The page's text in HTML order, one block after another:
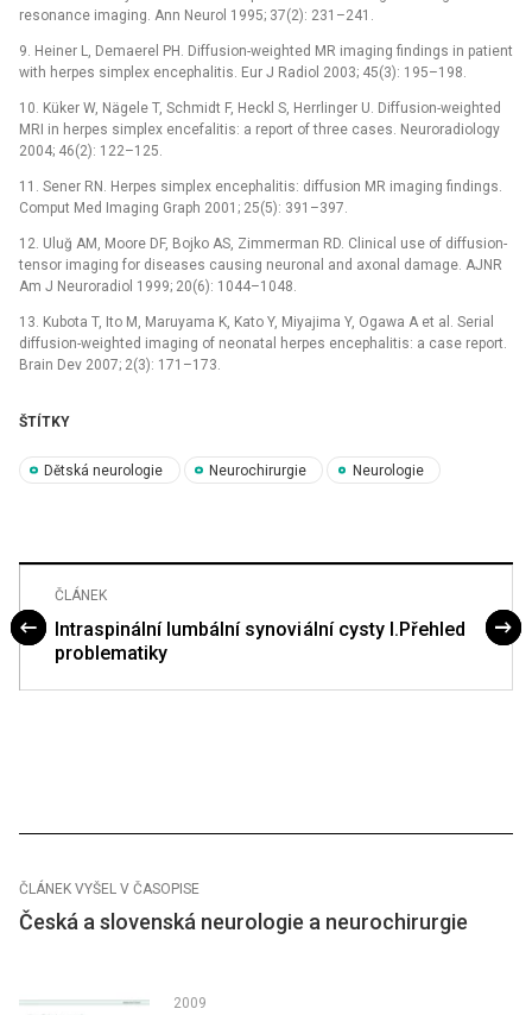
resonance imaging. Ann Neurol 1995; 37(2): 231–241.
9. Heiner L, Demaerel PH. Diffusion-weighted MR imaging findings in patient
with herpes simplex encephalitis. Eur J Radiol 2003; 45(3): 195–198.
10. Küker W, Nägele T, Schmidt F, Heckl S, Herrlinger U. Diffusion-weighted
MRI in herpes simplex encefalitis: a report of three cases. Neuroradiology
2004; 46(2): 122–125.
11. Sener RN. Herpes simplex encephalitis: diffusion MR imaging findings.
Comput Med Imaging Graph 2001; 25(5): 391–397.
12. Uluğ AM, Moore DF, Bojko AS, Zimmerman RD. Clinical use of diffusion-
tensor imaging for diseases causing neuronal and axonal damage. AJNR
Am J Neuroradiol 1999; 20(6): 1044–1048.
13. Kubota T, Ito M, Maruyama K, Kato Y, Miyajima Y, Ogawa A et al. Serial
diffusion-weighted imaging of neonatal herpes encephalitis: a case report.
Brain Dev 2007; 2(3): 171–173.
ŠTÍTKY
Dětská neurologie Neurochirurgie Neurologie
ČLÁNEK
Intraspinální lumbální synovi ální cysty I.Přehled
problematiky
ČLÁNEK VYŠEL V ČASOPISE
Česká a slovenská neurologie a neurochirurgie
2009